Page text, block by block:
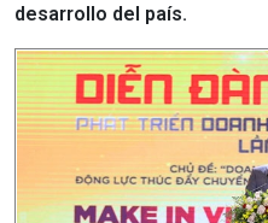
desarrollo del país.